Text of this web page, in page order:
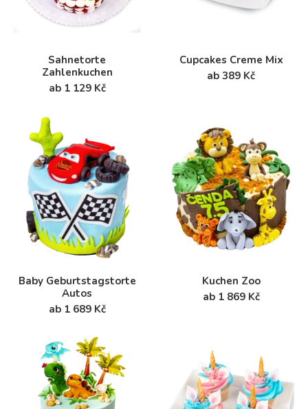
Sahnetorte
Zahlenkuchen
ab 1 129 Kč
Cupcakes Creme Mix
ab 389 Kč
Baby Geburtstagstorte
Autos
ab 1 689 Kč
Kuchen Zoo
ab 1 869 Kč